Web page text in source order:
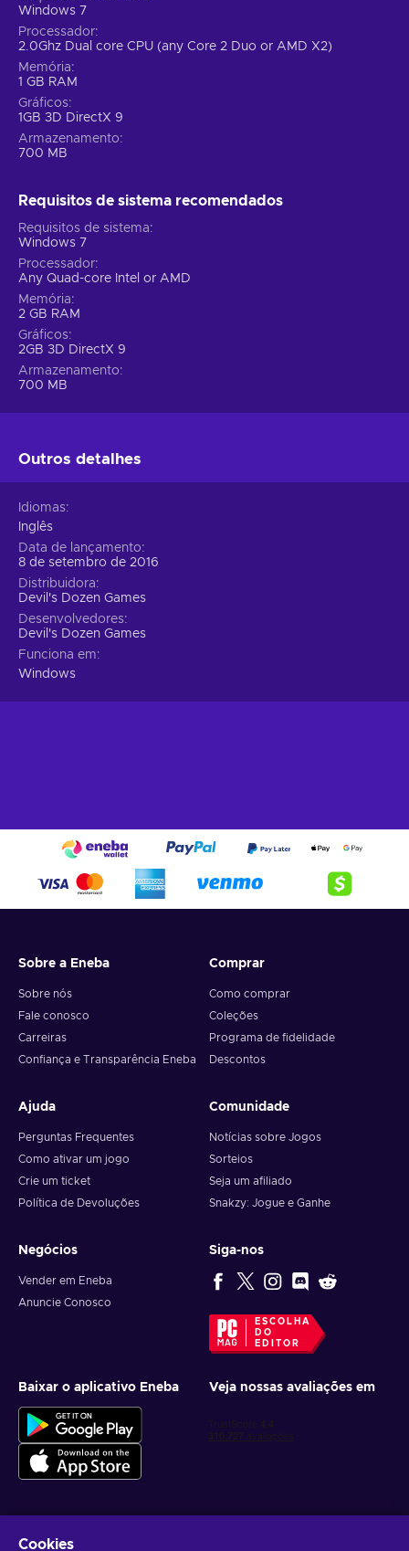
Windows 7
Processador
2.0Ghz Dual core CPU (any Core 2 Duo or AMD X2)
Memória
1 GB RAM
Gráficos
1GB 3D DirectX 9
Armazenamento
700 MB
Requisitos de sistema recomendados
Requisitos de sistema
Windows 7
Processador
Any Quad-core Intel or AMD
Memória
2 GB RAM
Gráficos
2GB 3D DirectX 9
Armazenamento
700 MB
Outros detalhes
Idiomas
Inglês
Data de lançamento
8 de setembro de 2016
Distribuidora
Devil's Dozen Games
Desenvolvedores
Devil's Dozen Games
Funciona em
Windows
Sobre a Eneba
Sobre nós
Fale conosco
Carreiras
Confiança e Transparência Eneba
Comprar
Como comprar
Coleções
Programa de fidelidade
Descontos
Ajuda
Perguntas Frequentes
Como ativar um jogo
Crie um ticket
Política de Devoluções
Comunidade
Notícias sobre Jogos
Sorteios
Seja um afiliado
Snakzy: Jogue e Ganhe
Negócios
Vender em Eneba
Anuncie Conosco
Siga-nos
ESCOLHA
DO
EDITOR
Baixar o aplicativo Eneba Veja nossas avaliações em
Cookies